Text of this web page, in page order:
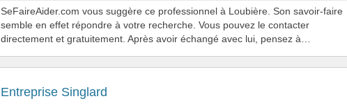
SeFaireAider.com vous suggère ce professionnel à Loubière. Son savoir-faire
semble en effet répondre à votre recherche. Vous pouvez le contacter
directement et gratuitement. Après avoir échangé avec lui, pensez à…
Entreprise Singlard